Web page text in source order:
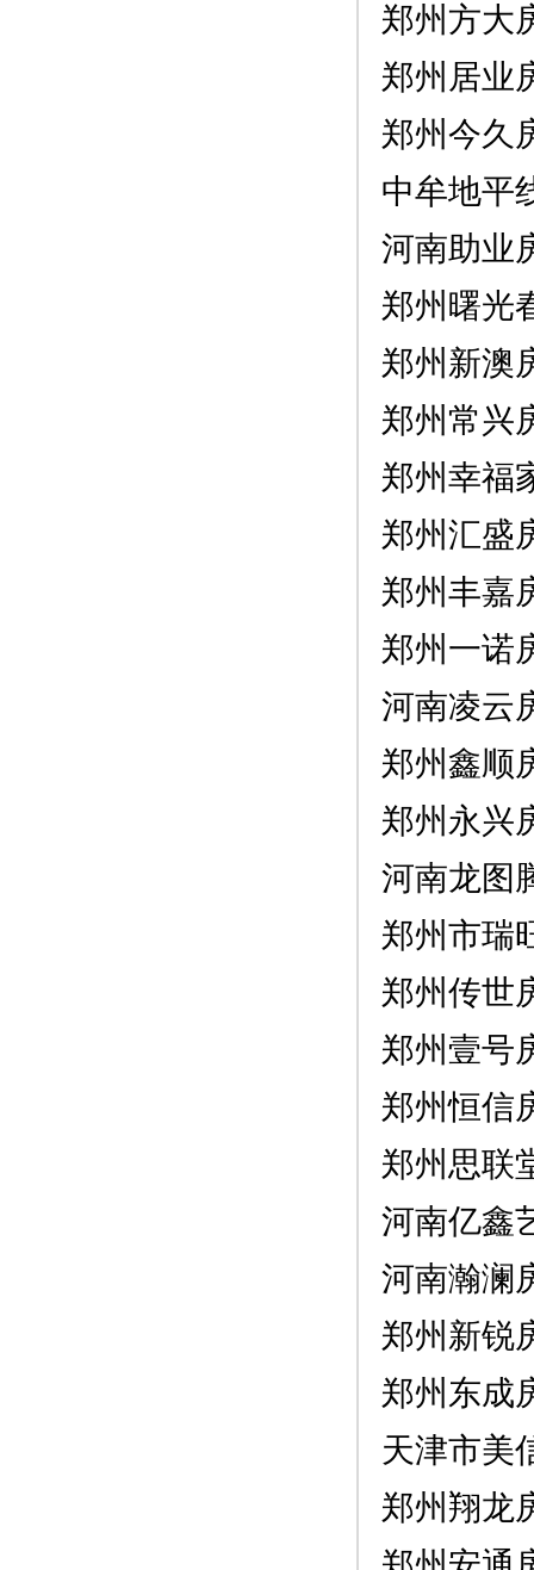
郑州方大
郑州居业
郑州今久
中牟地平
河南助业
郑州曙光
郑州新澳
郑州常兴
郑州幸福
郑州汇盛
郑州丰嘉
郑州一诺
河南凌云
郑州鑫顺
郑州永兴
河南龙图
郑州市瑞
郑州传世
郑州壹号
郑州恒信
郑州思联
河南亿鑫
河南瀚澜
郑州新锐
郑州东成
天津市美
郑州翔龙